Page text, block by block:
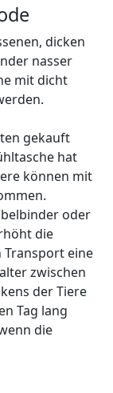
dicken
nasser
mit dicht
gekauft
hat
können mit
oder
die
Transport eine
zwischen
der Tiere
Tag lang
die